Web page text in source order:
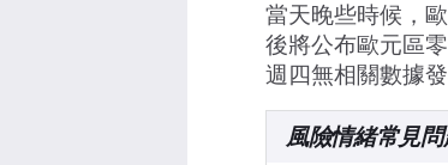
當天晚些時候，
後將公布歐元區
週四無相關數據發
風險情緒常見問